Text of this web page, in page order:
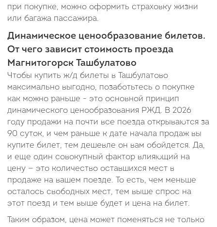
при покупке, можно оформить страховку жизни
или багажа пассажира.
Динамическое ценообразование билетов.
От чего зависит стоимость проезда
Магнитогорск Ташбулатово
Чтобы купить ж/д билеты в Ташбулатово
максимально выгодно, позаботьтесь о покупке
как можно раньше - это основной принцип
динамического ценообразования РЖД. В 2026
году продажи на почти все поезда открываются за
90 суток, и чем раньше к дате начала продаж вы
купите билет, тем дешевле он вам обойдется. Да,
и еще один совокупный фактор влияющий на
цену — это количество оставшихся мест в
продаже на вашем поезде. То есть, чем меньше
осталось свободных мест, тем выше спрос на
этот поезд и тем выше будет и цена на билет.
Таким образом, цена может поменяться не только